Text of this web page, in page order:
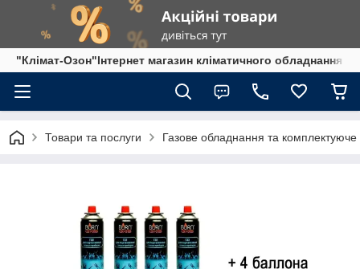
"Клімат-Озон"Інтернет магазин кліматичного обладнання
Товари та послуги Газове обладнання та комплектуюче